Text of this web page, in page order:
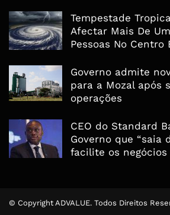
Tempestade
Afectar Mais De
Pessoas No Centro
Governo admite
para a Mozal após
operações
CEO do Standard
Governo que “saia
facilite os negócios
© Copyright ADVALUE. Todos Direitos